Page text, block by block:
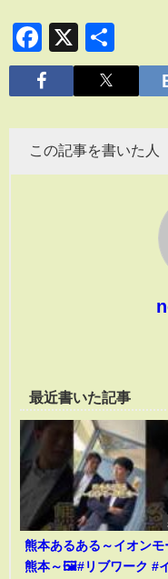
Facebook
X
有
この記事を書いた人
最近書いた記事
熊本あるある～イオンモ
熊本～🖼️#リブワーク #